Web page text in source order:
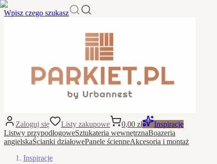
Wpisz czego szukasz
Zaloguj się Listy zakupowe 0,00 zł
Inspiracje
Listwy przypodłogoweSztukateria wewnętrznaBoazeria
angielskaŚcianki działowePanele ścienneAkcesoria i montaż
Inspiracje